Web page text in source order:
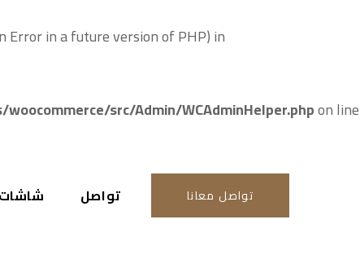
Error in a future version of PHP) in
src/Admin/WCAdminHelper.phpon line
شاشات تواصل تواصل معانا